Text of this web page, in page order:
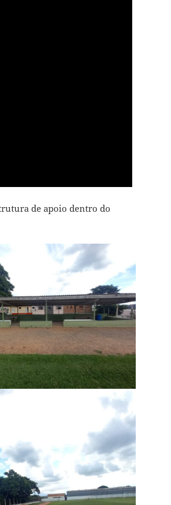
de apoio dentro do